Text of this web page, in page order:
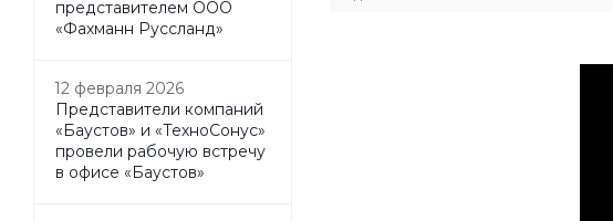
представителем ООО
«Фахманн Руссланд»
12 февраля 2026
Представители компаний
«Баустов» и «ТехноСонус»
провели рабочую встречу
в офисе «Баустов»